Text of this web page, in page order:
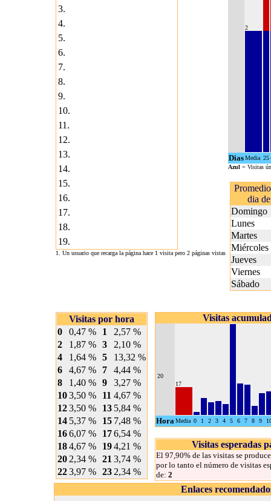
3.
4.
5.
6.
7.
8.
9.
10.
11.
12.
13.
14.
15.
16.
17.
18.
19.
1. Un usuario que recarga la página hace 1 visita pero 2 páginas vistas
2
Dias Media 25
Azul= Visitas
dia
Domingo
Lunes
Martes
Miércoles
Jueves
Viernes
Sábado
Visitas por hora
0
0,47 % 1
2,57 %
2
1,87 % 3
2,10 %
4
1,64 % 5
13,32 %
6
4,67 % 7
4,44 %
8
1,40 % 9
3,27 %
10 3,50 % 11 4,67 %
12 3,50 % 13 5,84 %
14 5,37 % 15 7,48 %
16 6,07 % 17 6,54 %
18 4,67 % 19 4,21 %
20 2,34 % 21 3,74 %
22 3,97 % 23 2,34 %
Visitas
20
17
Hora Media 0 1 2 3 4 5 6 7 8 9
Visitas esperadas
El 97,90% de las visitas se
por lo tanto el número de visitas
de: 2
Enlaces